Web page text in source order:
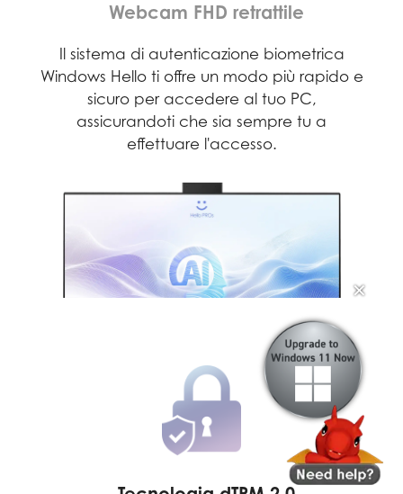
Webcam FHD retrattile
Il sistema di autenticazione biometrica
Windows Hello ti offre un modo più rapido e
sicuro per accedere al tuo PC,
assicurandoti che sia sempre tu a
effettuare l'accesso.
✕